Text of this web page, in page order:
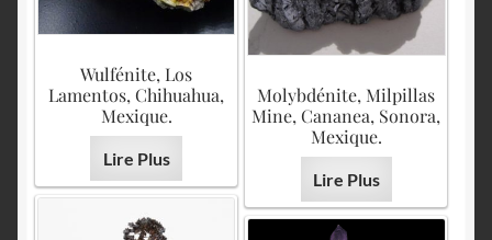
Wulfénite, Los
Lamentos, Chihuahua,
Mexique.
Lire Plus
Molybdénite, Milpillas
Mine, Cananea, Sonora,
Mexique.
Lire Plus